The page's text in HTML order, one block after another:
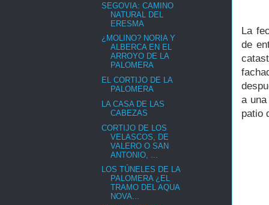
La
de
a
patio
SEGOVIA: CAMINO
NATURAL DEL
ERESMA
¿MOLINO? NORIA Y
ALBERCA EN EL
ARROYO DE LA
PALOMERA
EL CORTIJO DE LA
PALOMERA
LA CASA DE LAS
CABEZAS
CORTIJO DE LOS
VELASCOS, DE
VALERO O SAN
ANTONIO, ...
LOS TÚNELES DE LA
PALOMERA ¿EL
TRAMO DEL AQUA
NOVA...